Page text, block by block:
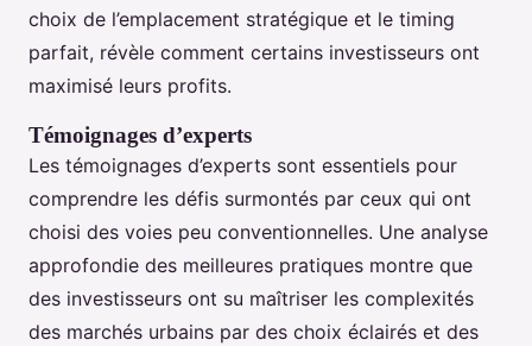
choix de l’emplacement stratégique et le timing
parfait, révèle comment certains investisseurs ont
maximisé leurs profits.
Témoignages d’experts
Les témoignages d’experts sont essentiels pour
comprendre les défis surmontés par ceux qui ont
choisi des voies peu conventionnelles. Une analyse
approfondie des meilleures pratiques montre que
des investisseurs ont su maîtriser les complexités
des marchés urbains par des choix éclairés et des